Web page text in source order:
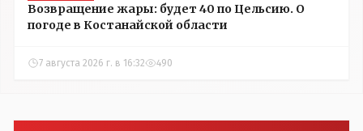
Возвращение жары: будет 40 по Цельсию. О
погоде в Костанайской области
7 августа 2026 г. в 16:32 490